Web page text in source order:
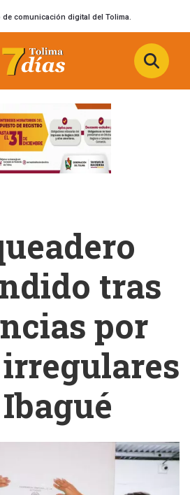
de comunicación digital del Tolima.
tras
por